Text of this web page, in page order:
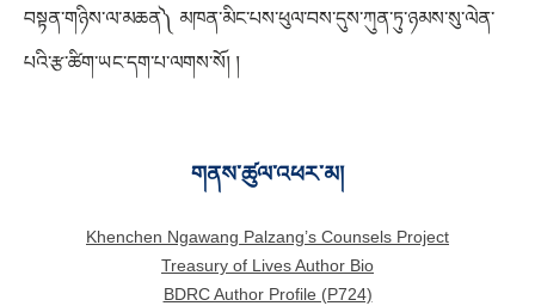
བསྟན་གཉིས་ལ་མཆན༽ མཁན་མིང་པས་ཕུལ་བས་དུས་ཀུན་ཏུ་ཉམས་སུ་ལེན་
པའི་རྩ་ཚིག་ཡང་དག་པ་ལགས་སོ། །
གནས་ཚུལ་འཕར་མ།
Khenchen Ngawang Palzang’s Counsels Project
Treasury of Lives Author Bio
BDRC Author Profile (P724)